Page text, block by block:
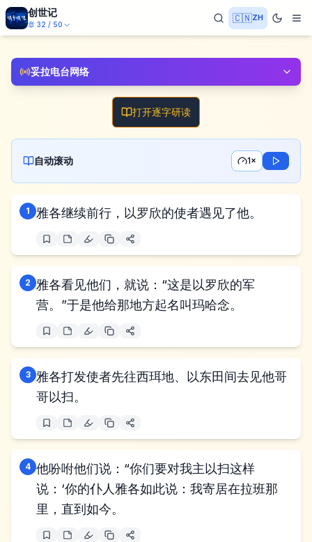
创世记
章 32 / 50
🇨🇳ZH
妥拉电台网络
打开逐字研读
自动滚动 1×
1 雅各继续前行，以罗欣的使者遇见了他。
2
雅各看见他们，就说：“这是以罗欣的军
营。”于是他给那地方起名叫玛哈念。
3
雅各打发使者先往西珥地、以东田间去见他哥
哥以扫。
4 他吩咐他们说：“你们要对我主以扫这样
说：‘你的仆人雅各如此说：我寄居在拉班那
里，直到如今。